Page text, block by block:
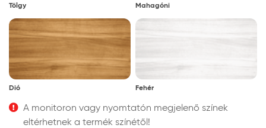
Tölgy Mahagóni
Dió Fehér
A monitoron vagy nyomtatón megjelenő színek
eltérhetnek a termék színétől!